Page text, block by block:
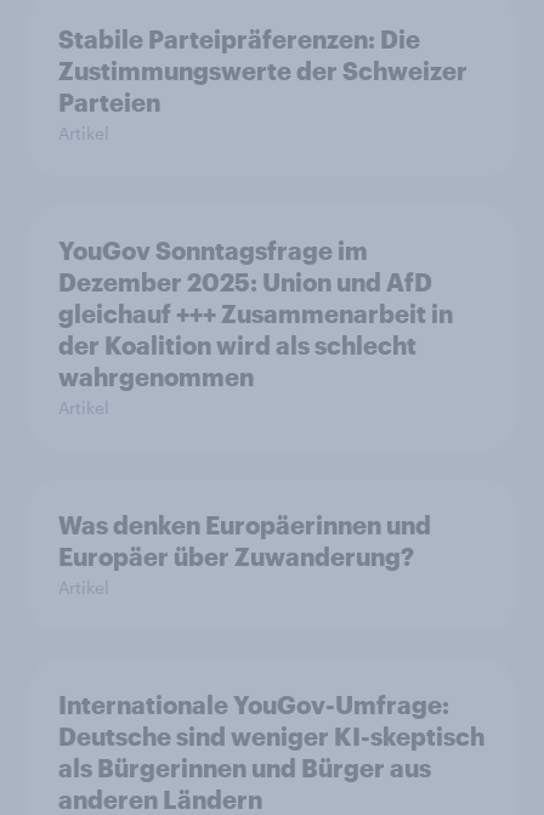
Stabile Parteipräferenzen: Die
Zustimmungswerte der Schweizer
Parteien
Artikel
YouGov Sonntagsfrage im
Dezember 2025: Union und AfD
gleichauf +++ Zusammenarbeit in
der Koalition wird als schlecht
wahrgenommen
Artikel
Was denken Europäerinnen und
Europäer über Zuwanderung?
Artikel
Internationale YouGov-Umfrage:
Deutsche sind weniger KI-skeptisch
als Bürgerinnen und Bürger aus
anderen Ländern